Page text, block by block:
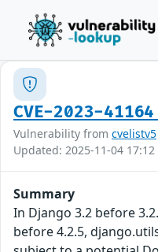
CVE-2023-41164
Vulnerability from cvelistv5
Updated: 2025-11-04 17:12
Summary
In Django 3.2 before
before 4.2.5,